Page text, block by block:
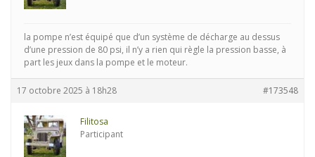
la pompe n’est équipé que d’un système de décharge au dessus
d’une pression de 80 psi, il n’y a rien qui règle la pression basse, à
part les jeux dans la pompe et le moteur.
17 octobre 2025 à 18h28 #173548
Filitosa
Participant